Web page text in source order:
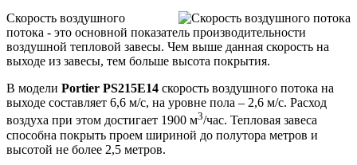
Скорость воздушного
потока - это основной показатель производительности
воздушной тепловой завесы. Чем выше данная скорость на
выходе из завесы, тем больше высота покрытия.
В модели Portier PS215E14 скорость воздушного потока на
выходе составляет 6,6 м/с, на уровне пола – 2,6 м/с. Расход
воздуха при этом достигает 1900 м3/час. Тепловая завеса
способна покрыть проем шириной до полутора метров и
высотой не более 2,5 метров.